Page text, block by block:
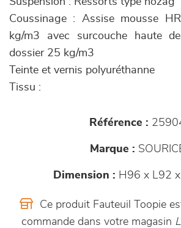
Coussinage : Assise mousse
kg/m3 avec surcouche haute
dossier 25 kg/m3
Teinte et vernis polyuréthanne
Tissu :
Référence :
Marque :
Dimension : H96 x L92
Ce produit Fauteuil Toopie
commande dans votre magasin